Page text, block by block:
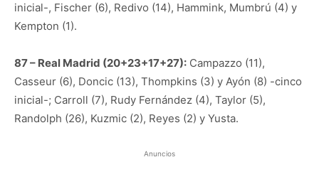
inicial-, Fischer (6), Redivo (14), Hammink, Mumbrú (4) y
Kempton (1).
87 – Real Madrid (20+23+17+27): Campazzo (11),
Casseur (6), Doncic (13), Thompkins (3) y Ayón (8) -cinco
inicial-; Carroll (7), Rudy Fernández (4), Taylor (5),
Randolph (26), Kuzmic (2), Reyes (2) y Yusta.
Anuncios